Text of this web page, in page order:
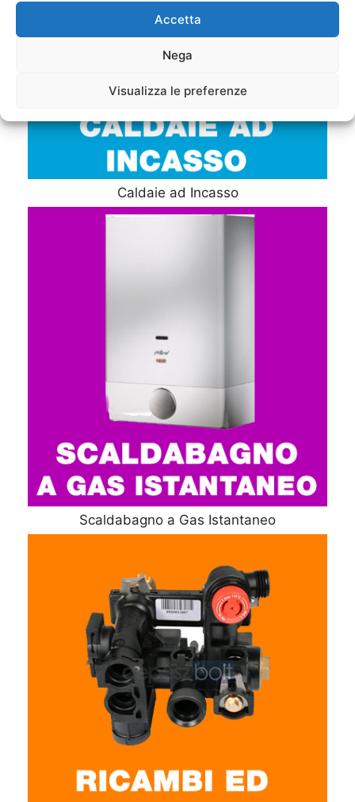
Accetta
Nega
Visualizza le preferenze
Caldaie ad Incasso
Scaldabagno a Gas Istantaneo